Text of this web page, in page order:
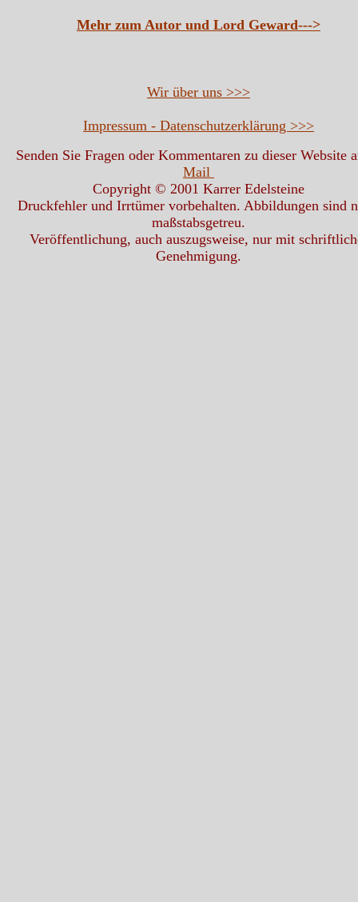
Mehr zum Autor und Lord Geward--->
Wir über uns >>>
Impressum - Datenschutzerklärung >>>
Senden Sie Fragen oder Kommentaren zu dieser Website
Mail
Copyright © 2001 Karrer Edelsteine
Druckfehler und Irrtümer vorbehalten. Abbildungen sind
maßstabsgetreu.
Veröffentlichung, auch auszugsweise, nur mit
Genehmigung.